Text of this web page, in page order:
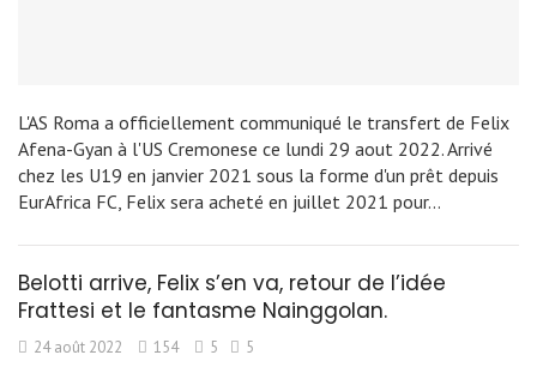
L'AS Roma a officiellement communiqué le transfert de Felix
Afena-Gyan à l'US Cremonese ce lundi 29 aout 2022. Arrivé
chez les U19 en janvier 2021 sous la forme d'un prêt depuis
EurAfrica FC, Felix sera acheté en juillet 2021 pour…
Belotti arrive, Felix s’en va, retour de l’idée
Frattesi et le fantasme Nainggolan.
24 août 2022 154 5 5